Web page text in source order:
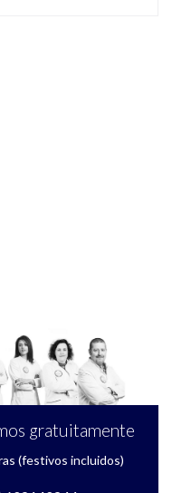
gratuitamente
(festivos incluidos)